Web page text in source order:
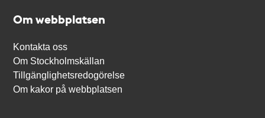
Om webbplatsen
Kontakta oss
Om Stockholmskällan
Tillgänglighetsredogörelse
Om kakor på webbplatsen